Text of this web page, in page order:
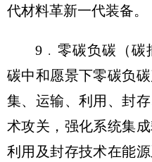
代材料革新一代装备。
9﹒零碳负碳（碳
碳中和愿景下零碳负
集、运输、利用、封
术攻关，强化系统集
利用及封存技术在能